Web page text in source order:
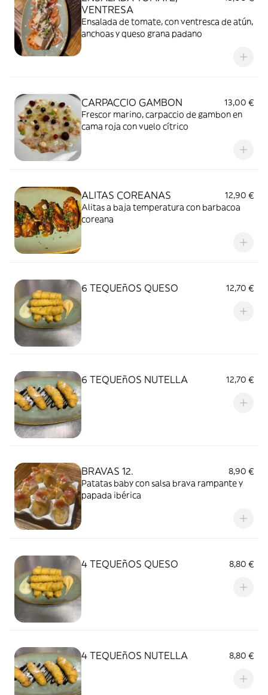
VENTRESA
Ensalada de tomate, con ventresca de atún,
anchoas y queso grana padano
CARPACCIO GAMBON
13,00 €
Frescor marino, carpaccio de gambon en
cama roja con vuelo cítrico
ALITAS COREANAS
12,90 €
Alitas a baja temperatura con barbacoa
coreana
6 TEQUEñOS QUESO 12,70 €
6 TEQUEñOS NUTELLA 12,70 €
BRAVAS 12.
8,90 €
Patatas baby con salsa brava rampante y
papada ibérica
4 TEQUEñOS QUESO 8,80 €
4 TEQUEñOS NUTELLA 8,80 €